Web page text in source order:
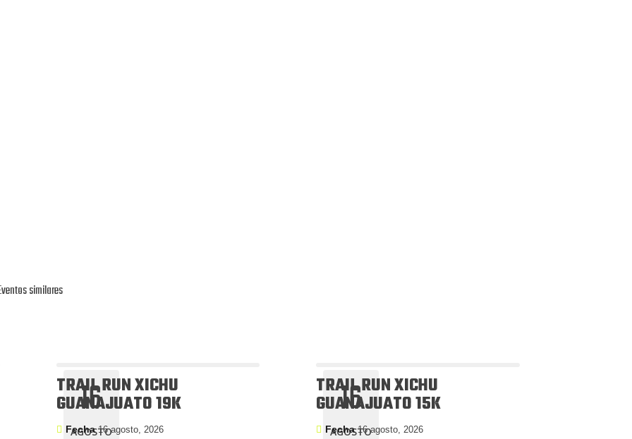
similares
16
AGOSTO
TRAIL RUN XICHU
GUANAJUATO 19K
Fecha16 agosto, 2026
16
AGOSTO
TRAIL RUN XICHU
GUANAJUATO 15K
Fecha16 agosto, 2026